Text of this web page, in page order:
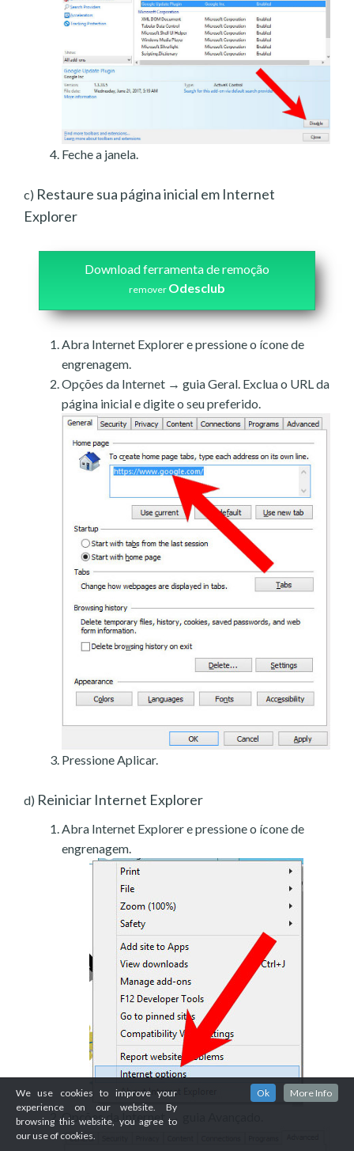
Feche a janela.
c) Restaure sua página inicial em Internet
Explorer
Download ferramenta de remoção
remover Odesclub
Abra Internet Explorer e pressione o ícone de
engrenagem.
Opções da Internet → guia Geral. Exclua o URL da
página inicial e digite o seu preferido.
Pressione Aplicar.
d) Reiniciar Internet Explorer
Abra Internet Explorer e pressione o ícone de
engrenagem.
Opções da Internet → guia Avançado.
We use cookies to improve your
experience on our website. By
browsing this website, you agree to
our use of cookies.
Ok More Info